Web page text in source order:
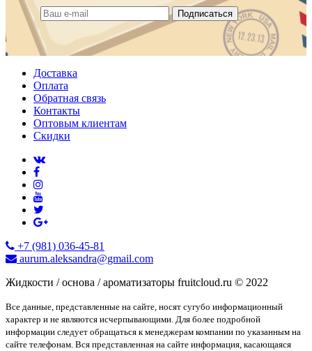
Подписаться
Доставка
Оплата
Обратная связь
Контакты
Оптовым клиентам
Скидки
+7 (981) 036-45-81
aurum.aleksandra@gmail.com
Жидкости / основа / ароматизаторы fruitcloud.ru © 2022
Все данные, представленные на сайте, носят сугубо информационный
характер и не являются исчерпывающими. Для более подробной
информации следует обращаться к менеджерам компании по указанным на
сайте телефонам. Вся представленная на сайте информация, касающаяся